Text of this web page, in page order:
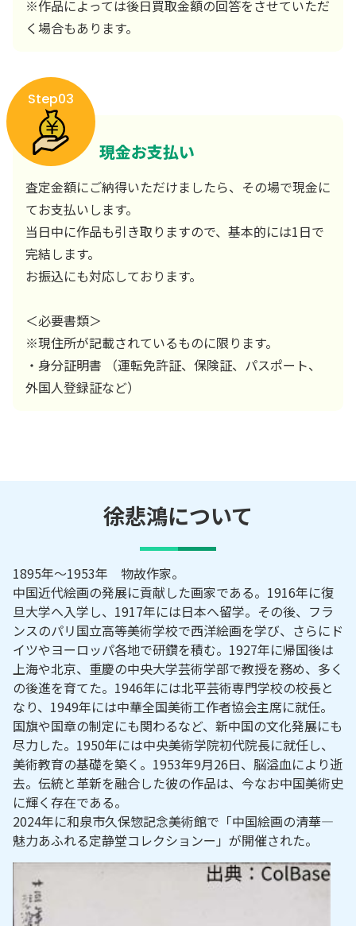
※作品によっては後日買取金額の回答をさせていただ
く場合もあります。
Step03
現金お支払い
査定金額にご納得いただけましたら、その場で現金に
てお支払いします。
当日中に作品も引き取りますので、基本的には1日で
完結します。
お振込にも対応しております。
＜必要書類＞
※現住所が記載されているものに限ります。
・身分証明書 （運転免許証、保険証、パスポート、
外国人登録証など）
徐悲鴻について
1895年～1953年 物故作家。
中国近代絵画の発展に貢献した画家である。1916年に復
旦大学へ入学し、1917年には日本へ留学。その後、フラ
ンスのパリ国立高等美術学校で西洋絵画を学び、さらにド
イツやヨーロッパ各地で研鑽を積む。1927年に帰国後は
上海や北京、重慶の中央大学芸術学部で教授を務め、多く
の後進を育てた。1946年には北平芸術専門学校の校長と
なり、1949年には中華全国美術工作者協会主席に就任。
国旗や国章の制定にも関わるなど、新中国の文化発展にも
尽力した。1950年には中央美術学院初代院長に就任し、
美術教育の基礎を築く。1953年9月26日、脳溢血により逝
去。伝統と革新を融合した彼の作品は、今なお中国美術史
に輝く存在である。
2024年に和泉市久保惣記念美術館で「中国絵画の清華―
魅力あふれる定静堂コレクションー」が開催された。